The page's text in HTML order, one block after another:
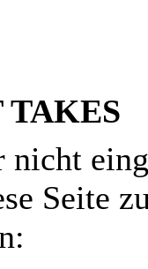
nicht
Seite